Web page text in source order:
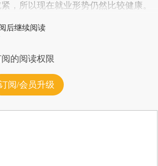
，所以现在就业形势仍然比较健康。
后继续阅读
的阅读权限
阅/会员升级